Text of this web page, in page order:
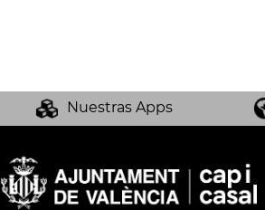
Nuestras Apps